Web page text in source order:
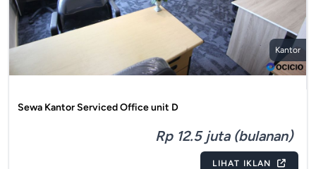
Kantor
Sewa Kantor Serviced Office unit D
Rp 12.5 juta (bulanan)
LIHAT IKLAN